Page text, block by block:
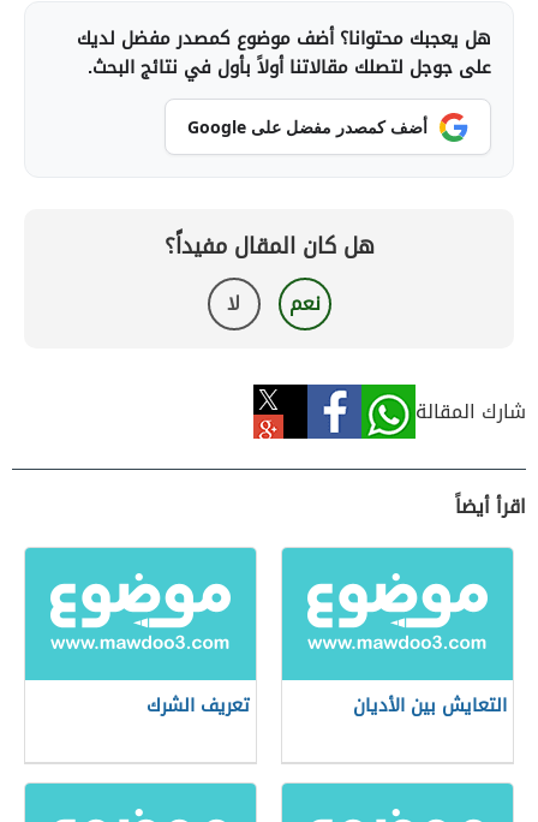
هل يعجبك محتوانا؟ أضف موضوع كمصدر مفضل لديك
على جوجل لتصلك مقالاتنا أولاً بأول في نتائج البحث.
أضف كمصدر مفضل على Google
هل كان المقال مفيداً؟
نعم لا
شارك المقالة
اقرأ أيضاً
التعايش بين الأديان تعريف الشرك